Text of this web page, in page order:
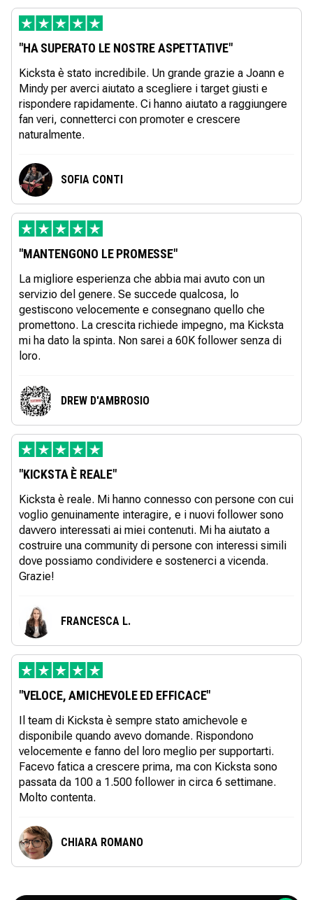
"HA SUPERATO LE NOSTRE ASPETTATIVE"
Kicksta è stato incredibile. Un grande grazie a Joann e
Mindy per averci aiutato a scegliere i target giusti e
rispondere rapidamente. Ci hanno aiutato a raggiungere
fan veri, connetterci con promoter e crescere
naturalmente.
SOFIA CONTI
"MANTENGONO LE PROMESSE"
La migliore esperienza che abbia mai avuto con un
servizio del genere. Se succede qualcosa, lo
gestiscono velocemente e consegnano quello che
promettono. La crescita richiede impegno, ma Kicksta
mi ha dato la spinta. Non sarei a 60K follower senza di
loro.
DREW D'AMBROSIO
"KICKSTA È REALE"
Kicksta è reale. Mi hanno connesso con persone con cui
voglio genuinamente interagire, e i nuovi follower sono
davvero interessati ai miei contenuti. Mi ha aiutato a
costruire una community di persone con interessi simili
dove possiamo condividere e sostenerci a vicenda.
Grazie!
FRANCESCA L.
"VELOCE, AMICHEVOLE ED EFFICACE"
Il team di Kicksta è sempre stato amichevole e
disponibile quando avevo domande. Rispondono
velocemente e fanno del loro meglio per supportarti.
Facevo fatica a crescere prima, ma con Kicksta sono
passata da 100 a 1.500 follower in circa 6 settimane.
Molto contenta.
CHIARA ROMANO